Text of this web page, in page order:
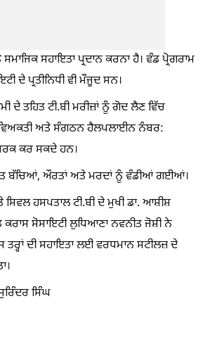
ਸਹਾਇਤਾ ਪ੍ਰਦਾਨ ਕਰਨਾ ਹੈ। ਵੰਡ ਪ੍ਰੋਗਰਾਮ
ਦੇ ਪ੍ਰਤੀਨਿਧੀ ਵੀ ਮੌਜੂਦ ਸਨ।
ਦੇ ਤਹਿਤ ਟੀ.ਬੀ ਮਰੀਜ਼ਾਂ ਨੂੰ ਗੋਦ ਲੈਣ ਵਿੱਚ
ਅਤੇ ਸੰਗਠਨ ਹੈਲਪਲਾਈਨ ਨੰਬਰ:
ਕਰ ਸਕਦੇ ਹਨ।
ਬੱਚਿਆਂ, ਔਰਤਾਂ ਅਤੇ ਮਰਦਾਂ ਨੂੰ ਵੰਡੀਆਂ ਗਈਆਂ।
ਸਿਵਲ ਹਸਪਤਾਲ ਟੀ.ਬੀ ਦੇ ਮੁਖੀ ਡਾ. ਆਸ਼ੀਸ਼
ਸੋਸਾਇਟੀ ਲੁਧਿਆਣਾ ਨਵਨੀਤ ਜੋਸ਼ੀ ਨੇ
ਦੀ ਸਹਾਇਤਾ ਲਈ ਵਰਧਮਾਨ ਸਟੀਲਜ਼ ਦੇ
ਸਿੰਘ